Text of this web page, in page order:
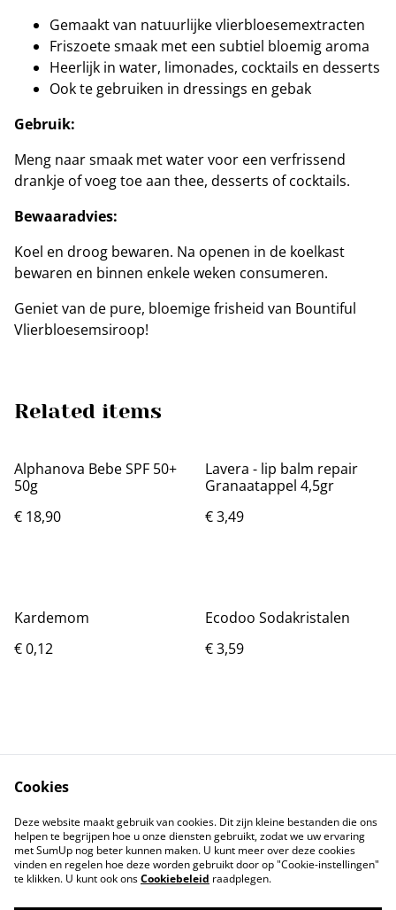
Gemaakt van natuurlijke vlierbloesemextracten
Friszoete smaak met een subtiel bloemig aroma
Heerlijk in water, limonades, cocktails en desserts
Ook te gebruiken in dressings en gebak
Gebruik:
Meng naar smaak met water voor een verfrissend
drankje of voeg toe aan thee, desserts of cocktails.
Bewaaradvies:
Koel en droog bewaren. Na openen in de koelkast
bewaren en binnen enkele weken consumeren.
Geniet van de pure, bloemige frisheid van Bountiful
Vlierbloesemsiroop!
Related items
Alphanova Bebe SPF 50+
50g
€ 18,90
Lavera - lip balm repair
Granaatappel 4,5gr
€ 3,49
Kardemom
€ 0,12
Ecodoo Sodakristalen
€ 3,59
Contact
Voorwaarden
Privacybeleid
Cookiebeleid
Cookies
Deze website maakt gebruik van cookies. Dit zijn kleine bestanden die ons
helpen te begrijpen hoe u onze diensten gebruikt, zodat we uw ervaring
met SumUp nog beter kunnen maken. U kunt meer over deze cookies
vinden en regelen hoe deze worden gebruikt door op "Cookie-instellingen"
te klikken. U kunt ook onsCookiebeleid raadplegen.